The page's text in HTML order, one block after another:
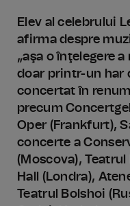
Elev al celebrului
afirma despre
„aşa o înţelegere
doar printr-un har
concertat în
precum
Oper (Frankfurt),
concerte a
(Moscova),
Hall (Londra),
Teatrul Bolshoi